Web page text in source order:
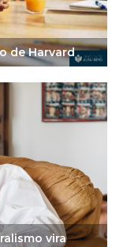
de Harvard
vira